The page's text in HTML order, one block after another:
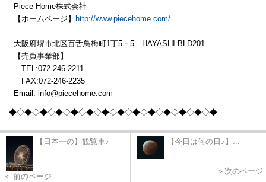
Piece Home株式会社
【ホームページ】
http://www.piecehome.com/
大阪府堺市北区百舌鳥梅町1丁5－5 HAYASHI BLD201
【売買事業部】
TEL:072-246-2211
FAX:072-246-2235
Email: info@piecehome.com
◆◇◆◇◆◇◆◇◆◇◆◇◆◇◆◇◆◇◆◇◆◇◆◇◆◇◆
【日本一の】観覧車♪
＜ 前のページ
【今日は何の日♪】...
＞次のページ